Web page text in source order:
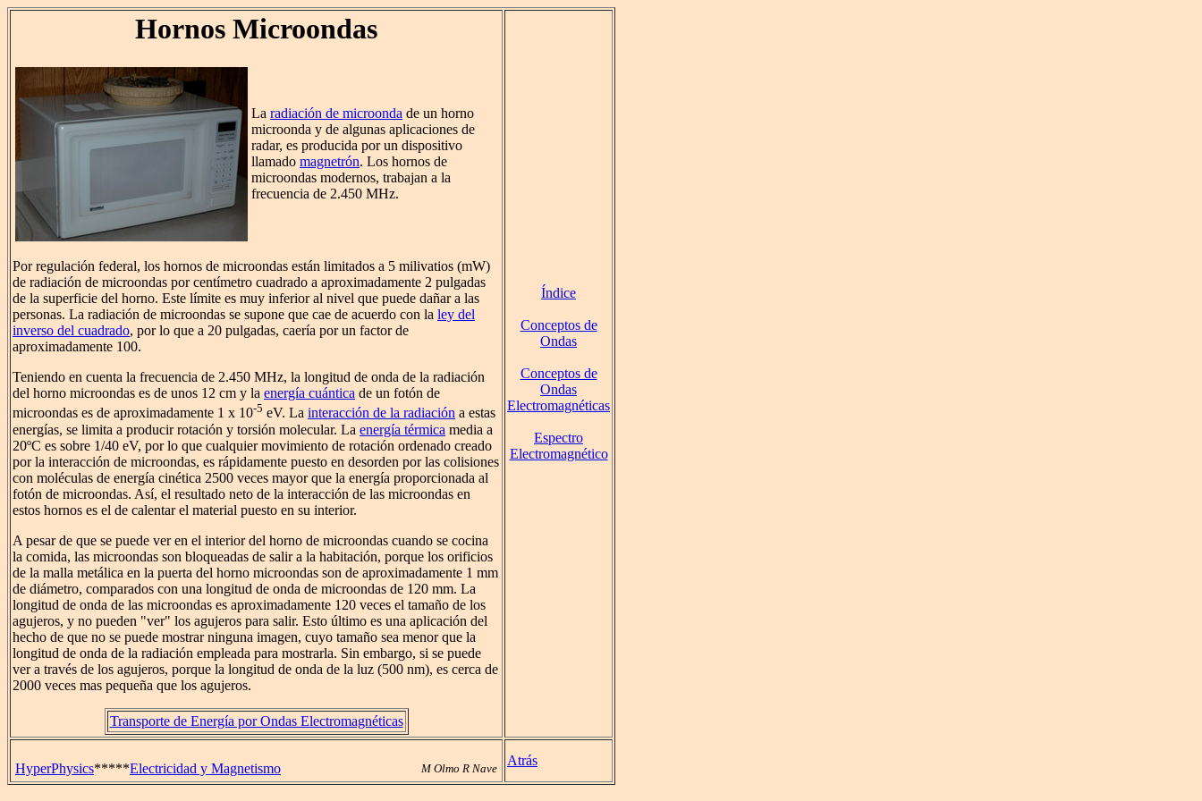
Hornos Microondas
La radiación de microonda de un horno
microonda y de algunas aplicaciones de
radar, es producida por un dispositivo
llamado magnetrón. Los hornos de
microondas modernos, trabajan a la
frecuencia de 2.450 MHz.
Por regulación federal, los hornos de microondas están limitados a 5 milivatios (mW)
de radiación de microondas por centímetro cuadrado a aproximadamente 2 pulgadas
de la superficie del horno. Este límite es muy inferior al nivel que puede dañar a las
personas. La radiación de microondas se supone que cae de acuerdo con la ley del
inverso del cuadrado, por lo que a 20 pulgadas, caería por un factor de
aproximadamente 100.
Teniendo en cuenta la frecuencia de 2.450 MHz, la longitud de onda de la radiación
del horno microondas es de unos 12 cm y la energía cuántica de un fotón de
microondas es de aproximadamente 1 x 10-5 eV. La interacción de la radiación a estas
energías, se limita a producir rotación y torsión molecular. La energía térmica media a
20ºC es sobre 1/40 eV, por lo que cualquier movimiento de rotación ordenado creado
por la interacción de microondas, es rápidamente puesto en desorden por las colisiones
con moléculas de energía cinética 2500 veces mayor que la energía proporcionada al
fotón de microondas. Así, el resultado neto de la interacción de las microondas en
estos hornos es el de calentar el material puesto en su interior.
A pesar de que se puede ver en el interior del horno de microondas cuando se cocina
la comida, las microondas son bloqueadas de salir a la habitación, porque los orificios
de la malla metálica en la puerta del horno microondas son de aproximadamente 1 mm
de diámetro, comparados con una longitud de onda de microondas de 120 mm. La
longitud de onda de las microondas es aproximadamente 120 veces el tamaño de los
agujeros, y no pueden "ver" los agujeros para salir. Esto último es una aplicación del
hecho de que no se puede mostrar ninguna imagen, cuyo tamaño sea menor que la
longitud de onda de la radiación empleada para mostrarla. Sin embargo, si se puede
ver a través de los agujeros, porque la longitud de onda de la luz (500 nm), es cerca de
2000 veces mas pequeña que los agujeros.
Transporte de Energía por Ondas Electromagnéticas
Índice
Conceptos de
Ondas
Conceptos de
Ondas
Electromagnéticas
Espectro
Electromagnético
HyperPhysics*****Electricidad y Magnetismo M Olmo R Nave
Atrás